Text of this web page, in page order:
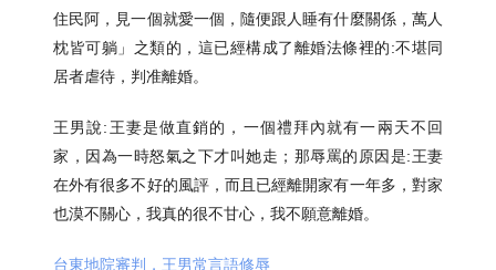
住民阿，見一個就愛一個，隨便跟人睡有什麼關係，萬人
枕皆可躺」之類的，這已經構成了離婚法條裡的:不堪同
居者虐待，判准離婚。
王男說:王妻是做直銷的，一個禮拜內就有一兩天不回
家，因為一時怒氣之下才叫她走；那辱罵的原因是:王妻
在外有很多不好的風評，而且已經離開家有一年多，對家
也漠不關心，我真的很不甘心，我不願意離婚。
台東地院審判，王男常言語修辱